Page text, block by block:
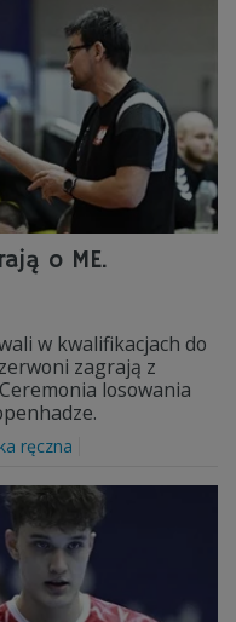
o ME.
w kwalifikacjach do
zagrają z
losowania
ręczna